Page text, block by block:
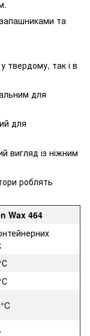
та
твердому, так і в
для
для
вигляд із ніжним
роблять
Wax 464